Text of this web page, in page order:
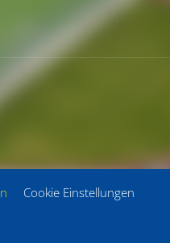
Cookie Einstellungen